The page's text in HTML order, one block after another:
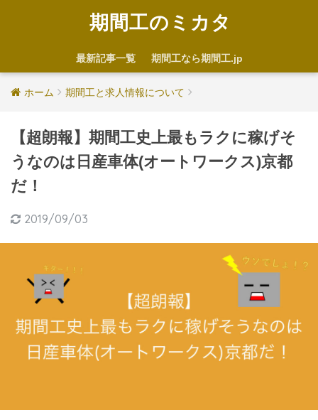
期間工のミカタ
最新記事一覧 期間工なら期間工.jp
ホーム 期間工と求人情報について
【超朗報】期間工史上最もラクに稼げそ
うなのは日産車体(オートワークス)京都
だ！
2019/09/03